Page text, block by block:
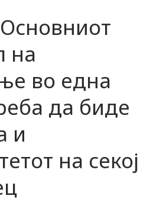
на
во една
да биде
и
на секој